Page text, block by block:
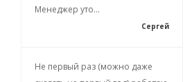
Менеджер уто...
Сергей
Не первый раз (можно даже